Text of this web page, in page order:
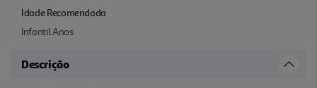
Idade Recomendada
Infantil Anos
Descrição